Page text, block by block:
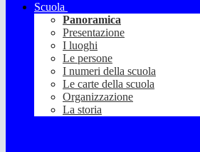
Scuola
Panoramica
Presentazione
I luoghi
Le persone
I numeri della scuola
Le carte della scuola
Organizzazione
La storia